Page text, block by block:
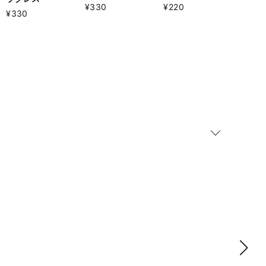
¥330
¥330
¥220